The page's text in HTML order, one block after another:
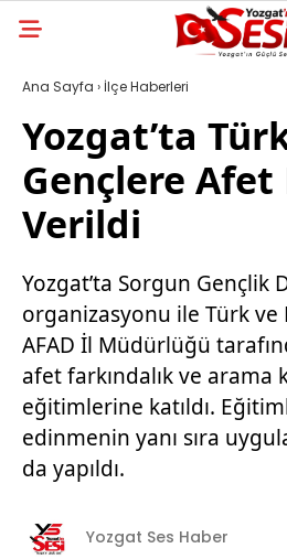
Ana Sayfa › İlçe Haberleri
Yozgat’ta
Gençlere
Verildi
Yozgat’ta Sorgun Gençlik
organizasyonu ile Türk ve
AFAD İl Müdürlüğü
afet farkındalık ve arama
eğitimlerine katıldı.
edinmenin yanı sıra
da yapıldı.
Yozgat Ses Haber